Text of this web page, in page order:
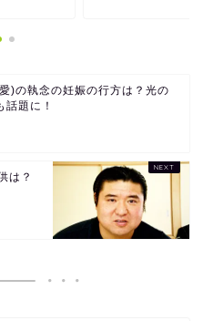
)の執念の妊娠の行方は？光の
話題に！
は？